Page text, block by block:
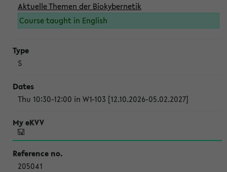
Aktuelle Themen der Biokybernetik
Course taught in English
S
Thu 10:30-12:00 in W1-103 [12.10.2026-05.02.2027]
205041